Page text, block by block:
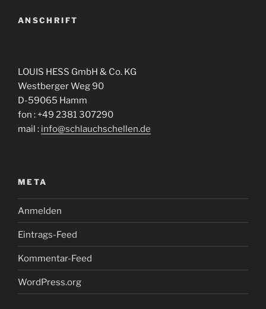
ANSCHRIFT
LOUIS HESS GmbH & Co. KG
Westberger Weg 90
D-59065 Hamm
fon : +49 2381 307290
mail : info@schlauchschellen.de
META
Anmelden
Eintrags-Feed
Kommentar-Feed
WordPress.org